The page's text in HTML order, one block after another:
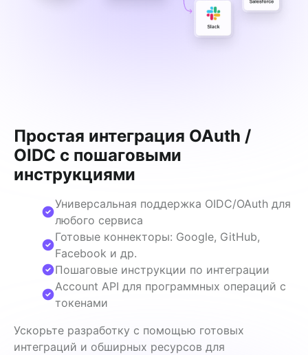
Простая интеграция OAuth /
OIDC с пошаговыми
инструкциями
Ускорьте разработку с помощью готовых
интеграций и обширных ресурсов для
Универсальная поддержка OIDC/OAuth для
любого сервиса
Готовые коннекторы: Google, GitHub,
Facebook и др.
Пошаговые инструкции по интеграции
Account API для программных операций с
токенами